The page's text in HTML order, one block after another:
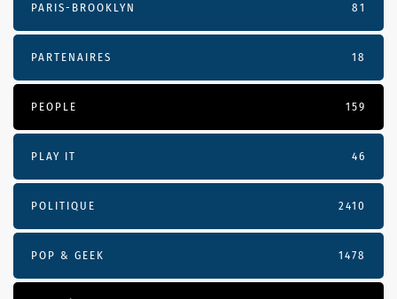
PARIS-BROOKLYN 81
PARTENAIRES 18
PEOPLE 159
PLAY IT 46
POLITIQUE 2410
POP & GEEK 1478